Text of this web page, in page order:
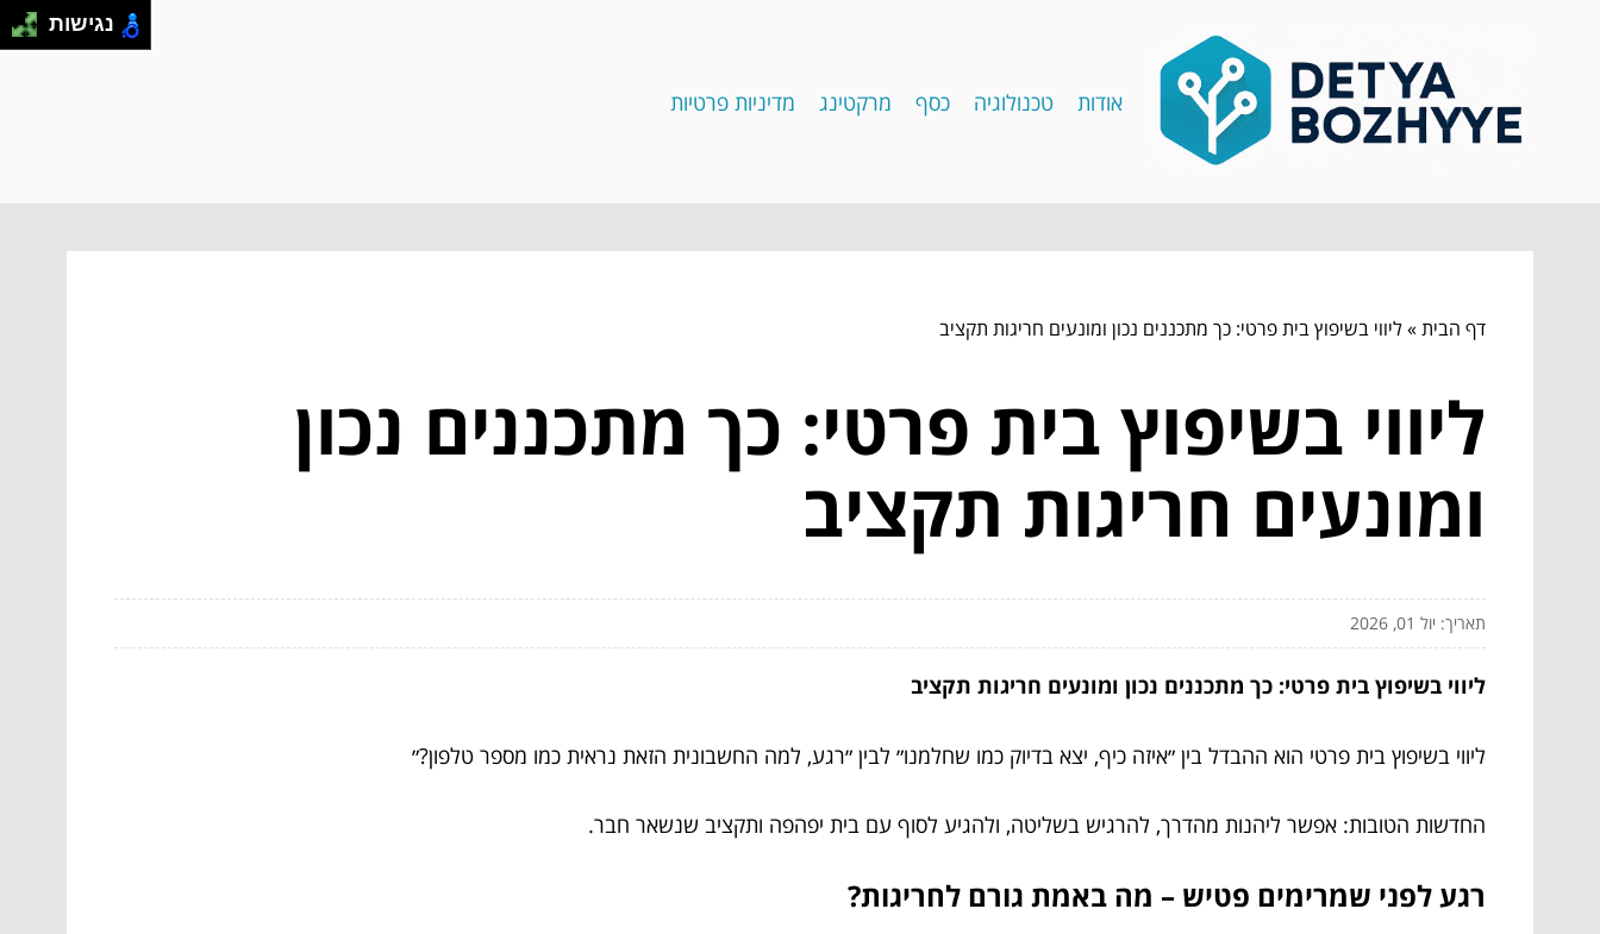
אודות טכנולוגיה כסף מרקטינג מדיניות פרטיות
דף הבית»ליווי בשיפוץ בית פרטי: כך מתכננים נכון ומונעים חריגות תקציב
ליווי בשיפוץ בית פרטי: כך מתכננים נכון
ומונעים חריגות תקציב
תאריך: יול 01, 2026
ליווי בשיפוץ בית פרטי: כך מתכננים נכון ומונעים חריגות תקציב
ליווי בשיפוץ בית פרטי הוא ההבדל בין ״איזה כיף, יצא בדיוק כמו שחלמנו״ לבין ״רגע, למה החשבונית הזאת נראית כמו מספר טלפון?״
החדשות הטובות: אפשר ליהנות מהדרך, להרגיש בשליטה, ולהגיע לסוף עם בית יפהפה ותקציב שנשאר חבר.
רגע לפני שמרימים פטיש – מה באמת גורם לחריגות?
נגישות